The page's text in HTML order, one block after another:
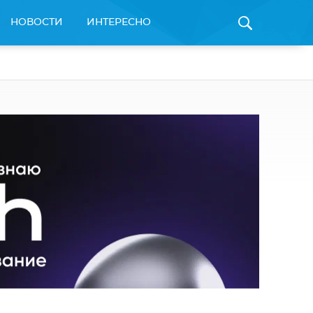
НОВОСТИ ИНТЕРЕСНО